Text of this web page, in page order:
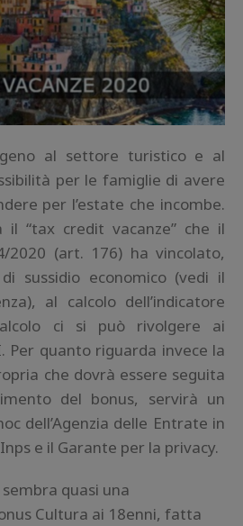
al settore turistico e al
per le famiglie di avere
per l’estate che incombe.
il “tax credit vacanze” che il
2020 (art. 176) ha vincolato,
sussidio economico (vedi il
al calcolo dell’indicatore
ci si può rivolgere ai
Per quanto riguarda invece la
che dovrà essere seguita
del bonus, servirà un
dell’Agenzia delle Entrate in
e il Garante per la privacy.
quasi una
Cultura ai 18enni, fatta